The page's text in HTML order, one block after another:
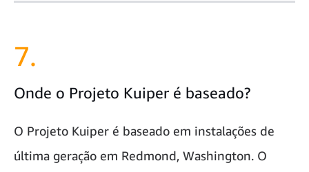
7.
Onde o Projeto Kuiper é baseado?
O Projeto Kuiper é baseado em instalações de
última geração em Redmond, Washington. O